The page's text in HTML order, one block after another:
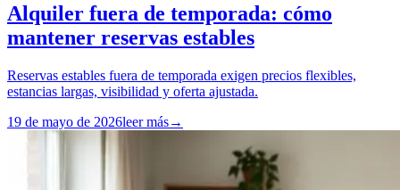
Alquiler fuera de temporada: cómo
mantener reservas estables
Reservas estables fuera de temporada exigen precios flexibles,
estancias largas, visibilidad y oferta ajustada.
19 de mayo de 2026leer más→